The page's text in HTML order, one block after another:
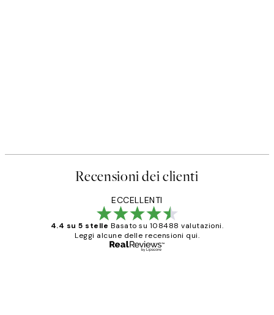
Recensioni dei clienti
ECCELLENTI
4.4 su 5 stelle Basato su 108488 valutazioni.
Leggi alcune delle recensioni qui.